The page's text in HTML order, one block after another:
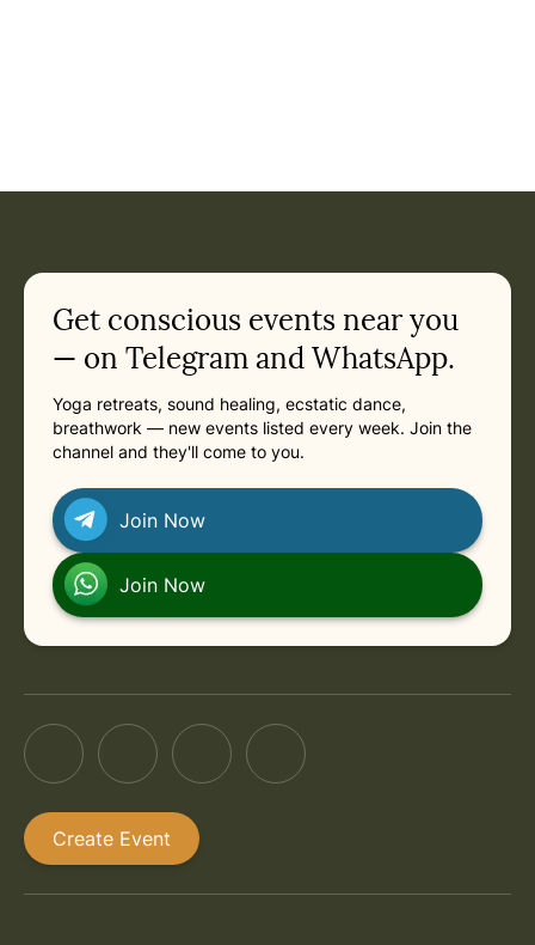
Get conscious events near you
— on Telegram and WhatsApp.
Yoga retreats, sound healing, ecstatic dance,
breathwork — new events listed every week. Join the
channel and they'll come to you.
Join Now
Join Now
Create Event